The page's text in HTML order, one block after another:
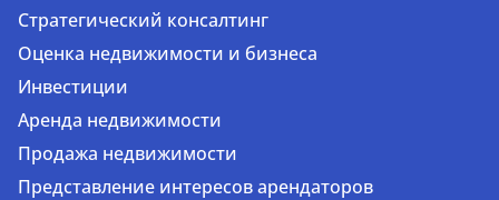
Стратегический консалтинг
Оценка недвижимости и бизнеса
Инвестиции
Аренда недвижимости
Продажа недвижимости
Представление интересов арендаторов